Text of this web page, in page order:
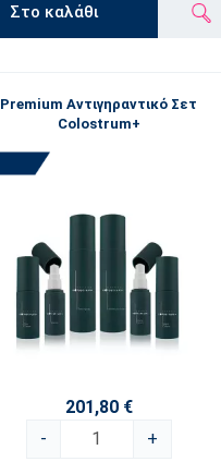
Στο καλάθι
Premium Αντιγηραντικό Σετ
Colostrum+
201,80 €
-
+